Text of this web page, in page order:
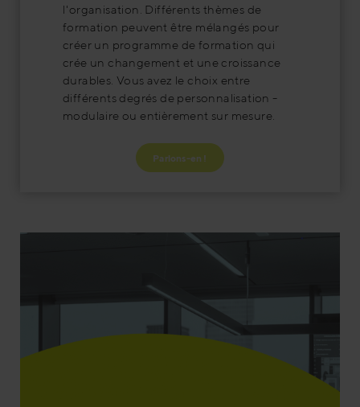
l'organisation. Différents thèmes de
formation peuvent être mélangés pour
créer un programme de formation qui
crée un changement et une croissance
durables. Vous avez le choix entre
différents degrés de personnalisation -
modulaire ou entièrement sur mesure.
Parlons-en !